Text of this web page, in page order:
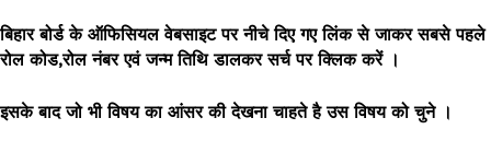
बिहार बोर्ड के ऑफिसियल वेबसाइट पर नीचे दिए गए लिंक से जाकर सबसे पहले
रोल कोड,रोल नंबर एवं जन्म तिथि डालकर सर्च पर क्लिक करें ।
इसके बाद जो भी विषय का आंसर की देखना चाहते है उस विषय को चुने ।